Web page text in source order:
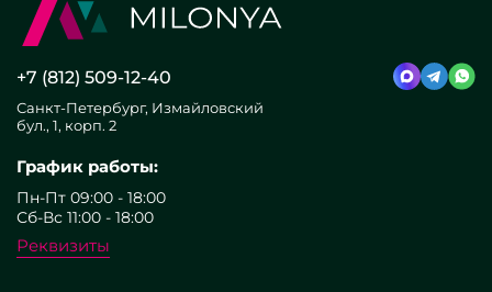
+7 (812) 509-12-40
Санкт-Петербург, Измайловский
бул., 1, корп. 2
График работы:
Пн-Пт 09:00 - 18:00
Сб-Вс 11:00 - 18:00
Реквизиты